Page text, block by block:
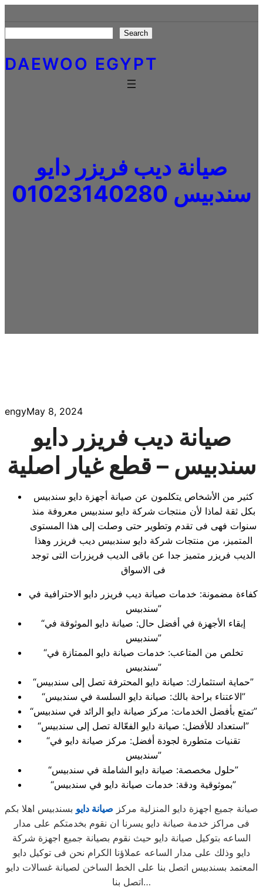
to
content
Search
DAEWOO EGYPT
صيانة ديب فريزر دايو
سندبيس 01023140280
engyMay 8, 2024
صيانة ديب فريزر دايو
سندبيس – قطع غيار اصلية
كثير من الأشخاص يتكلمون عن صيانة أجهزة دايو سندبيس
بكل ثقة لماذا لأن منتجات شركة دايو سندبيس معروفة منذ
سنوات فهى فى تقدم وتطوير حتى وصلت إلى هذا المستوى
المتميز، من منتجات شركة دايو سندبيس ديب فريزر وهذا
الديب فريزر متميز جدا عن باقى الديب فريزرات التى توجد
فى الاسواق
كفاءة مضمونة: خدمات صيانة ديب فريزر دايو الاحترافية في
سندبيس”
“إبقاء الأجهزة في أفضل حال: صيانة دايو الموثوقة في
سندبيس”
“تخلص من المتاعب: خدمات صيانة دايو الممتازة في
سندبيس”
“حماية استثمارك: صيانة دايو المحترفة تصل إلى سندبيس”
“الاعتناء براحة بالك: صيانة دايو السلسة في سندبيس”
“تمتع بأفضل الخدمات: مركز صيانة دايو الرائد في سندبيس”
“استعداد للأفضل: صيانة دايو الفعّالة تصل إلى سندبيس”
“تقنيات متطورة لجودة أفضل: مركز صيانة دايو في
سندبيس”
“حلول مخصصة: صيانة دايو الشاملة في سندبيس”
“بموثوقية ودقة: خدمات صيانة دايو في سندبيس”
صيانة جميع اجهزة دايو المنزلية مركز صيانة دايو بسندبيس اهلا بكم
فى مراكز خدمة صيانة دايو يسرنا ان نقوم بخدمتكم على مدار
الساعه بتوكيل صيانة دايو حيث نقوم بصيانة جميع اجهزة شركة
دايو وذلك على مدار الساعه عملاؤنا الكرام نحن فى توكيل دايو
المعتمد بسندبيس اتصل بنا على الخط الساخن لصيانة غسالات دايو
اتصل بنا…